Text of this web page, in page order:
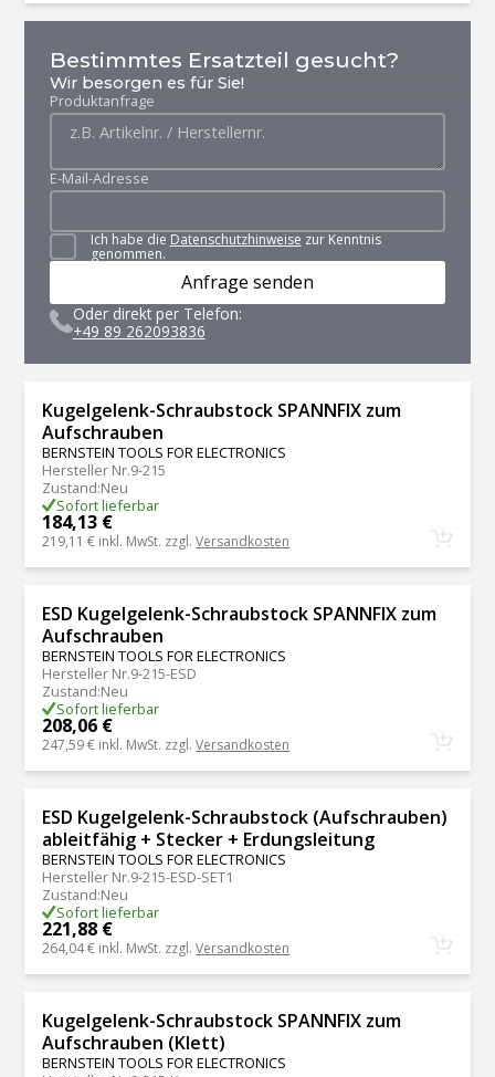
Bestimmtes Ersatzteil gesucht?
Wir besorgen es für Sie!
Produktanfrage
E-Mail-Adresse
Ich habe die Datenschutzhinweise zur Kenntnis
genommen.
Anfrage senden
Oder direkt per Telefon:
+49 89 262093836
Kugelgelenk-Schraubstock SPANNFIX zum
Aufschrauben
BERNSTEIN TOOLS FOR ELECTRONICS
Hersteller Nr.9-215
Zustand:Neu
Sofort lieferbar
184,13 €
219,11 € inkl. MwSt. zzgl.Versandkosten
ESD Kugelgelenk-Schraubstock SPANNFIX zum
Aufschrauben
BERNSTEIN TOOLS FOR ELECTRONICS
Hersteller Nr.9-215-ESD
Zustand:Neu
Sofort lieferbar
208,06 €
247,59 € inkl. MwSt. zzgl.Versandkosten
ESD Kugelgelenk-Schraubstock (Aufschrauben)
ableitfähig + Stecker + Erdungsleitung
BERNSTEIN TOOLS FOR ELECTRONICS
Hersteller Nr.9-215-ESD-SET1
Zustand:Neu
Sofort lieferbar
221,88 €
264,04 € inkl. MwSt. zzgl.Versandkosten
Kugelgelenk-Schraubstock SPANNFIX zum
Aufschrauben (Klett)
BERNSTEIN TOOLS FOR ELECTRONICS